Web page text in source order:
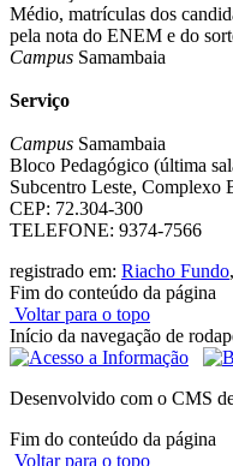
Médio, matrículas dos
pela nota do ENEM e do
Campus Samambaia
Serviço
Campus Samambaia
Bloco Pedagógico (última
Subcentro Leste, Complexo
CEP: 72.304-300
TELEFONE: 9374-7566
registrado em: Riacho Fundo,
Fim do conteúdo da página
Voltar para o topo
Início da navegação de
Desenvolvido com o CMS
Fim do conteúdo da página
Voltar para o topo